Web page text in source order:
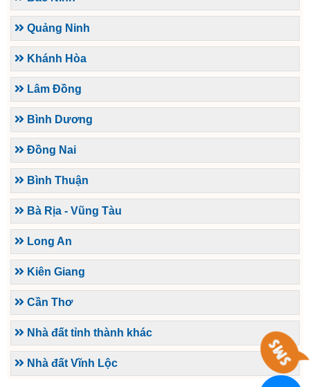
Quảng Ninh
Khánh Hòa
Lâm Đồng
Bình Dương
Đồng Nai
Bình Thuận
Bà Rịa - Vũng Tàu
Long An
Kiên Giang
Cần Thơ
Nhà đất tỉnh thành khác
Nhà đất Vĩnh Lộc